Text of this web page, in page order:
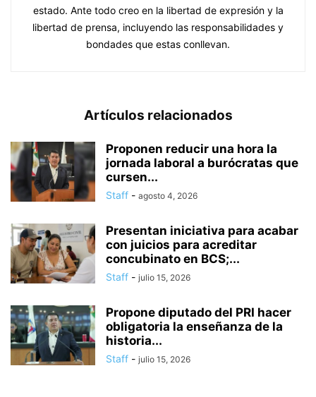
estado. Ante todo creo en la libertad de expresión y la
libertad de prensa, incluyendo las responsabilidades y
bondades que estas conllevan.
Artículos relacionados
Proponen reducir una hora la
jornada laboral a burócratas que
cursen...
Staff - agosto 4, 2026
Presentan iniciativa para acabar
con juicios para acreditar
concubinato en BCS;...
Staff - julio 15, 2026
Propone diputado del PRI hacer
obligatoria la enseñanza de la
historia...
Staff - julio 15, 2026